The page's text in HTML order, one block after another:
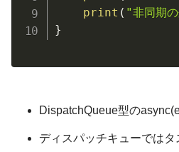
print ( "非同期
}
DispatchQueue型の
ディスパッチキューでは